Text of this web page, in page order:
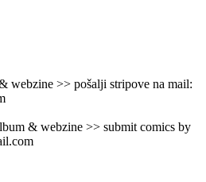
webzine >> pošalji stripove na mail:
& webzine >> submit comics by